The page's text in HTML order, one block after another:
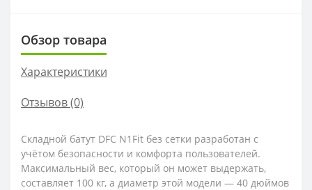
Обзор товара
Характеристики
Отзывов (0)
Складной батут DFC N1Fit без сетки разработан с
учётом безопасности и комфорта пользователей.
Максимальный вес, который он может выдержать,
составляет 100 кг, а диаметр этой модели — 40 дюймов